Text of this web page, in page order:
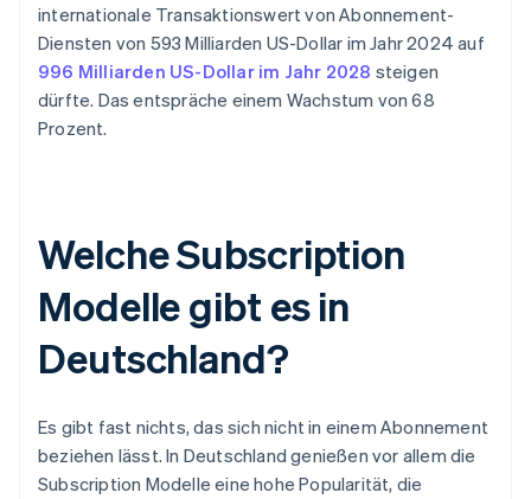
internationale Transaktionswert von Abonnement-
Diensten von 593 Milliarden US-Dollar im Jahr 2024 auf
996 Milliarden US-Dollar im Jahr 2028 steigen
dürfte. Das entspräche einem Wachstum von 68
Prozent.
Welche Subscription
Modelle gibt es in
Deutschland?
Es gibt fast nichts, das sich nicht in einem Abonnement
beziehen lässt. In Deutschland genießen vor allem die
Subscription Modelle eine hohe Popularität, die